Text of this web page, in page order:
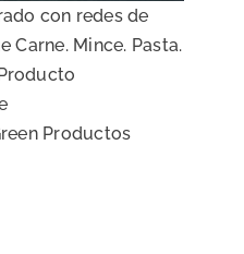
con redes de
Carne. Mince. Pasta.
Productos